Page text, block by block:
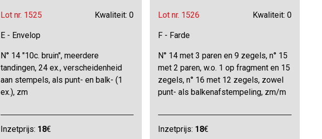
Lot nr. 1525 Kwaliteit: 0
E - Envelop
N° 14 "10c. bruin", meerdere
tandingen, 24 ex., verscheidenheid
aan stempels, als punt- en balk- (1
ex.), zm
Inzetprijs: 18€
Lot nr. 1526 Kwaliteit: 0
F - Farde
N° 14 met 3 paren en 9 zegels, n° 15
met 2 paren, w.o. 1 op fragment en 15
zegels, n° 16 met 12 zegels, zowel
punt- als balkenafstempeling, zm/m
Inzetprijs: 18€